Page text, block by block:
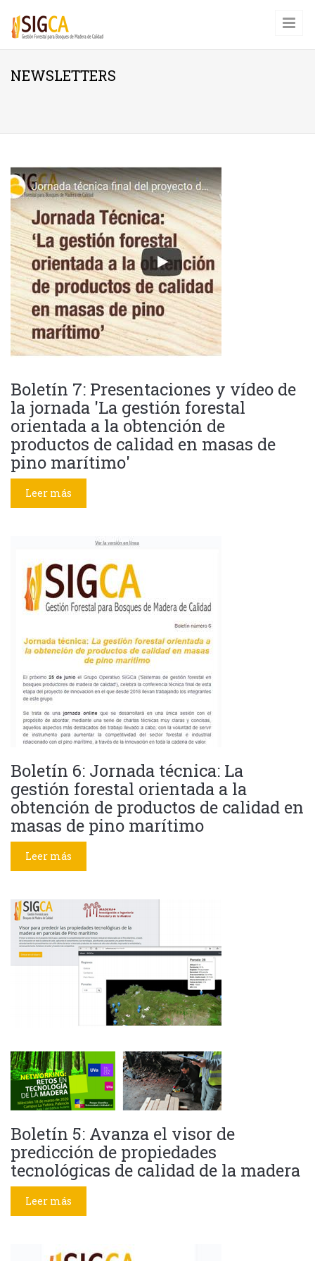
NEWSLETTERS
Boletín 7: Presentaciones y vídeo de
la jornada 'La gestión forestal
orientada a la obtención de
productos de calidad en masas de
pino marítimo'
Leer más
Boletín 6: Jornada técnica: La
gestión forestal orientada a la
obtención de productos de calidad en
masas de pino marítimo
Leer más
Boletín 5: Avanza el visor de
predicción de propiedades
tecnológicas de calidad de la madera
Leer más